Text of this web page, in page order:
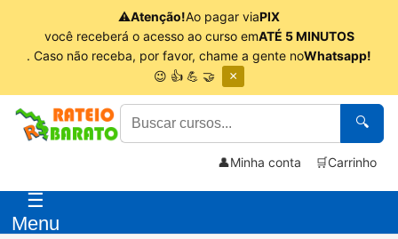
⚠Atenção!Ao pagar viaPIX
você receberá o acesso ao curso emATÉ 5 MINUTOS
. Caso não receba, por favor, chame a gente noWhatsapp!
😉 👍 💪 🤝
×
🔍
👤Minha conta 🛒Carrinho
☰
Menu